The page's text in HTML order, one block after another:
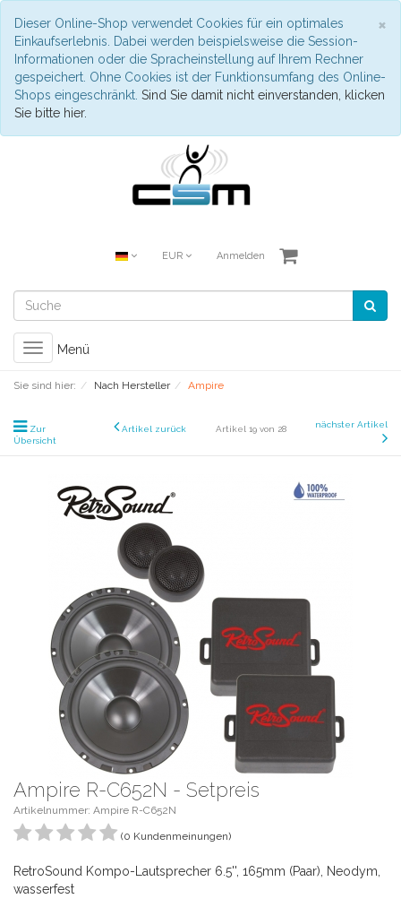
×
Dieser Online-Shop verwendet Cookies für ein optimales
Einkaufserlebnis. Dabei werden beispielsweise die Session-
Informationen oder die Spracheinstellung auf Ihrem Rechner
gespeichert. Ohne Cookies ist der Funktionsumfang des Online-
Shops eingeschränkt. Sind Sie damit nicht einverstanden, klicken
Sie bitte hier.
EUR Anmelden
Toggle
navigation
Menü
Sie sind hier: Nach Hersteller Ampire
Zur
Übersicht
Artikel zurück Artikel 19 von 28 nächster Artikel
Ampire R-C652N - Setpreis
Artikelnummer: Ampire R-C652N
(0 Kundenmeinungen)
RetroSound Kompo-Lautsprecher 6.5'', 165mm (Paar), Neodym,
wasserfest